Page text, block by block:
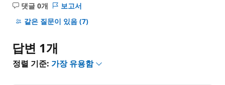
댓글 0개
설
명
음
보고서
같은 질문이 있음 (7)
답변 1개
정렬 기준: 가장 유용함